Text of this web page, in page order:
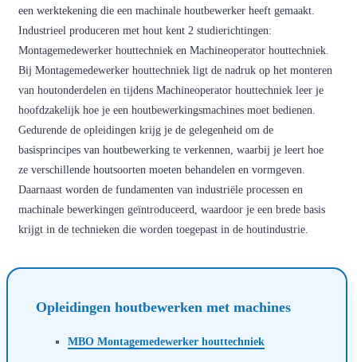
een werktekening die een machinale houtbewerker heeft gemaakt.
Industrieel produceren met hout kent 2 studierichtingen:
Montagemedewerker houttechniek en Machineoperator houttechniek.
Bij Montagemedewerker houttechniek ligt de nadruk op het monteren
van houtonderdelen en tijdens Machineoperator houttechniek leer je
hoofdzakelijk hoe je een houtbewerkingsmachines moet bedienen.
Gedurende de opleidingen krijg je de gelegenheid om de
basisprincipes van houtbewerking te verkennen, waarbij je leert hoe
ze verschillende houtsoorten moeten behandelen en vormgeven.
Daarnaast worden de fundamenten van industriële processen en
machinale bewerkingen geïntroduceerd, waardoor je een brede basis
krijgt in de technieken die worden toegepast in de houtindustrie.
Opleidingen houtbewerken met machines
MBO Montagemedewerker houttechniek